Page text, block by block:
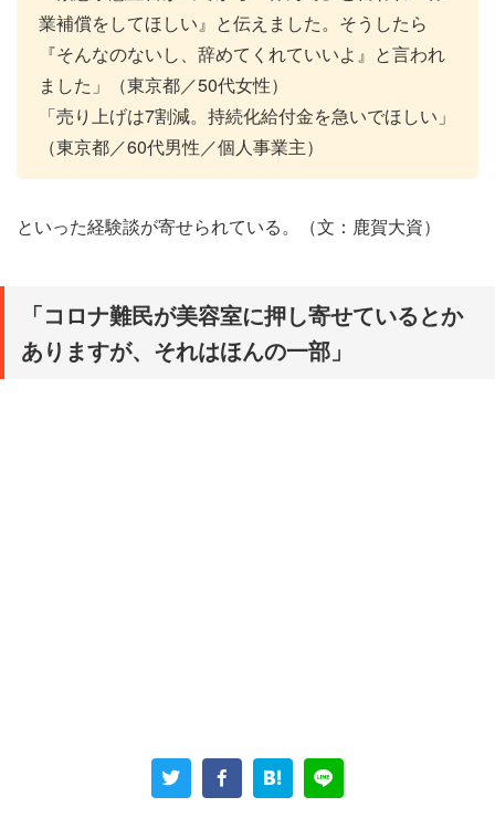
業補償をしてほしい』と伝えました。そうしたら
『そんなのないし、辞めてくれていいよ』と言われ
ました」（東京都／50代女性）
「売り上げは7割減。持続化給付金を急いでほしい」
（東京都／60代男性／個人事業主）
といった経験談が寄せられている。（文：鹿賀大資）
「コロナ難民が美容室に押し寄せているとか
ありますが、それはほんの一部」
3月に美容室をオープンさせたばかりの都内の40代女性
は、4月の収入がゼロに近いという。自粛要請の影響を大